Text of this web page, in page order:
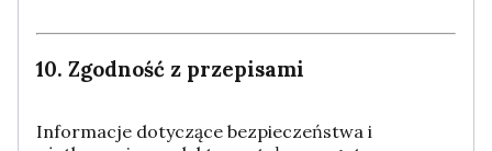
10. Zgodność z przepisami
Informacje dotyczące bezpieczeństwa i